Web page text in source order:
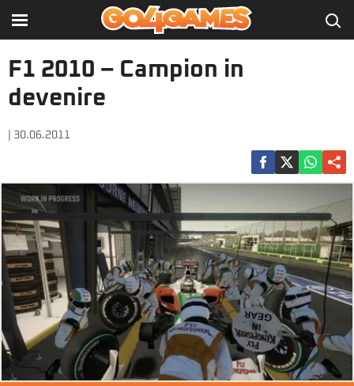
F1 2010 – Campion in
devenire
| 30.06.2011